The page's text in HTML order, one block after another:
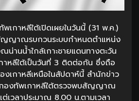
เกาหลีใต้เปิดเผยในวันนี้ (31 พ.ค.)
ญญาณรบกวนระบบกำหนดตำแหน่ง
น่านน้ำใกล้เกาะชายแดนทางตะวัน
าหลีใต้เป็นวันที่ 3 ติดต่อกัน ซึ่งถือ
งเกาหลีเหนือในสัปดาห์นี้ สำนักข่าว
องทัพเกาหลีใต้ตรวจพบสัญญาณ
เวลาประมาณ 8.00 น.ตามเวลา